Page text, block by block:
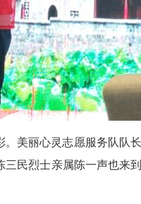
美丽心灵志愿服务队
民烈士亲属陈一声也